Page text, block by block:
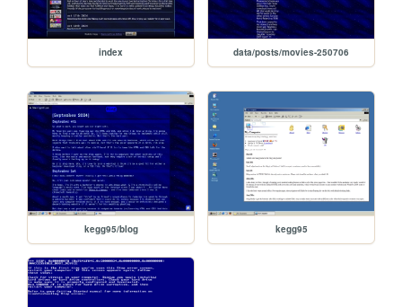
index data/posts/movies-250706
kegg95/blog kegg95